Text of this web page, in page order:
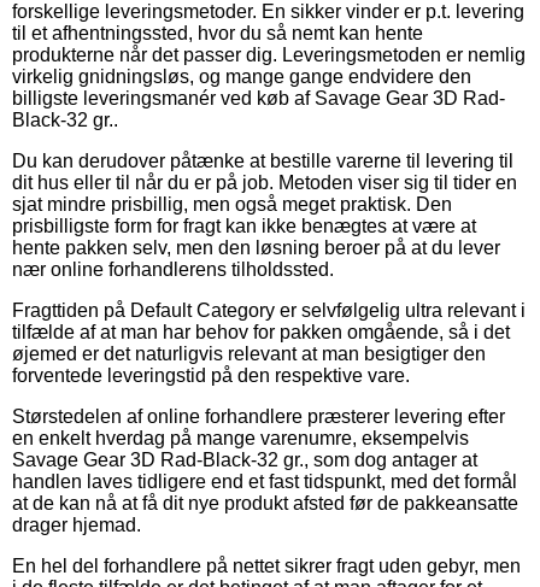
forskellige leveringsmetoder. En sikker vinder er p.t. levering
til et afhentningssted, hvor du så nemt kan hente
produkterne når det passer dig. Leveringsmetoden er nemlig
virkelig gnidningsløs, og mange gange endvidere den
billigste leveringsmanér ved køb af Savage Gear 3D Rad-
Black-32 gr..
Du kan derudover påtænke at bestille varerne til levering til
dit hus eller til når du er på job. Metoden viser sig til tider en
sjat mindre prisbillig, men også meget praktisk. Den
prisbilligste form for fragt kan ikke benægtes at være at
hente pakken selv, men den løsning beroer på at du lever
nær online forhandlerens tilholdssted.
Fragttiden på Default Category er selvfølgelig ultra relevant i
tilfælde af at man har behov for pakken omgående, så i det
øjemed er det naturligvis relevant at man besigtiger den
forventede leveringstid på den respektive vare.
Størstedelen af online forhandlere præsterer levering efter
en enkelt hverdag på mange varenumre, eksempelvis
Savage Gear 3D Rad-Black-32 gr., som dog antager at
handlen laves tidligere end et fast tidspunkt, med det formål
at de kan nå at få dit nye produkt afsted før de pakkeansatte
drager hjemad.
En hel del forhandlere på nettet sikrer fragt uden gebyr, men